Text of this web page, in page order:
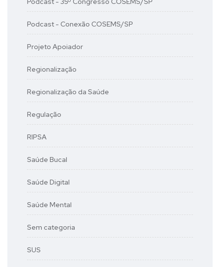
Podcast - Conexão COSEMS/SP
Projeto Apoiador
Regionalização
Regionalização da Saúde
Regulação
RIPSA
Saúde Bucal
Saúde Digital
Saúde Mental
Sem categoria
SUS